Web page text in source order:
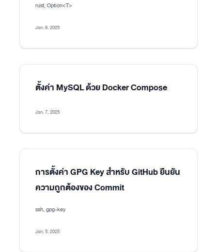
rust, Option<T>
Jan. 8, 2025
ตั้งค่า MySQL ด้วย Docker Compose
Jan. 7, 2025
การตั้งค่า GPG Key สำหรับ GitHub ยืนยัน
ความถูกต้องของ Commit
ssh, gpg-key
Jan. 5, 2025